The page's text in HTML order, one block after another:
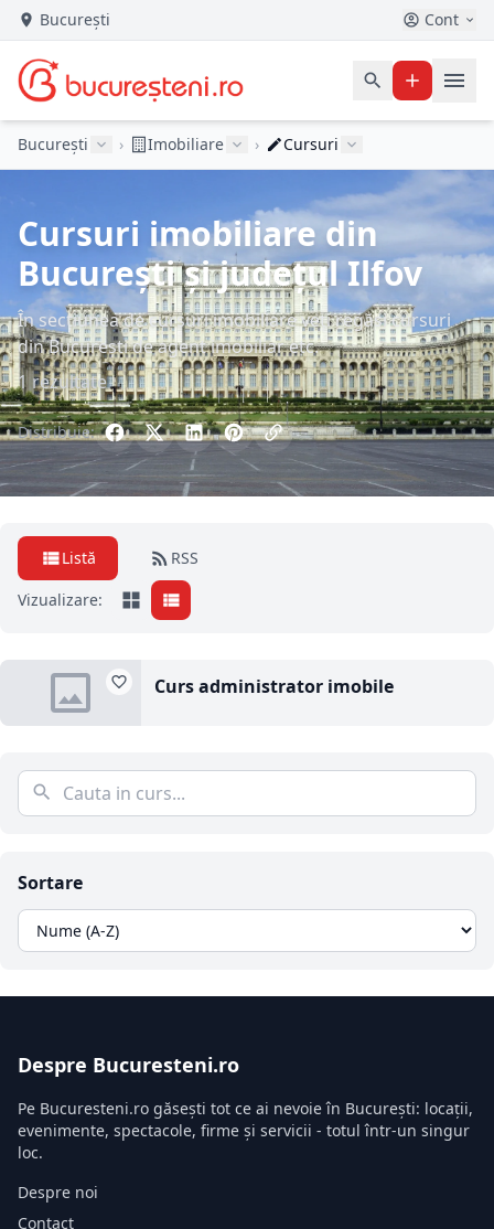
București Cont
București › Imobiliare › Cursuri
Cursuri imobiliare din
București și județul Ilfov
În secțiunea de cursuri imobiliare veți regăsi cursuri
din București de agent imobiliar etc.
1 rezultate
Distribuie:
Sortare
Listă
RSS
Vizualizare:
Curs administrator imobile
Despre Bucuresteni.ro
Pe Bucuresteni.ro găsești tot ce ai nevoie în București: locații,
evenimente, spectacole, firme și servicii - totul într-un singur
loc.
Despre noi
Contact